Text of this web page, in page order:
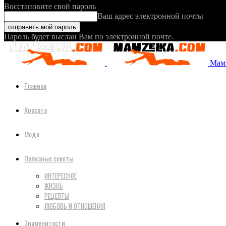
Восстановите свой пароль
Ваш адрес электронной почты
Пароль будет выслан Вам по электронной почте.
Главная
Красота
Мода
Полезные советы
ИНТЕРЕСНОЕ
ЖИЗНЬ
РЕЦЕПТЫ
ЛЮБОВЬ И ОТНОШЕНИЯ
Знаменитости